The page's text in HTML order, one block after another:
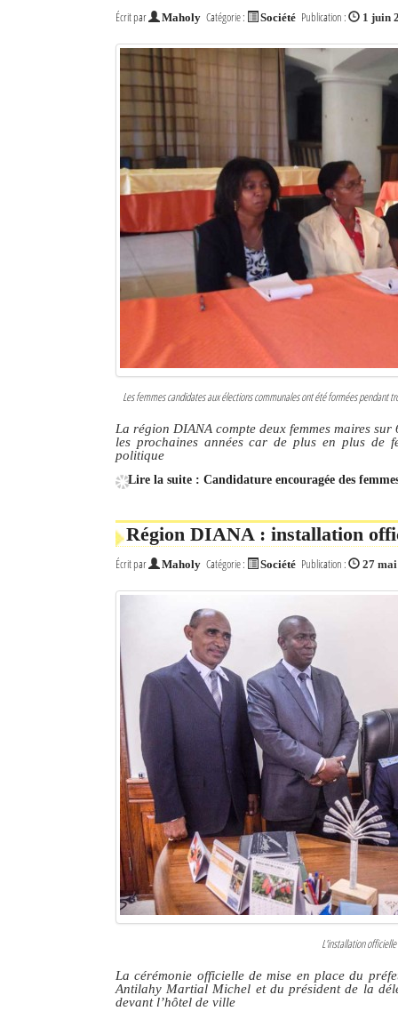
Écrit par Maholy Catégorie : Société Publication : 1 juin
Les femmes candidates aux élections communales ont été formées pendant
La région DIANA compte deux femmes maires
les prochaines années car de plus en plus de
politique
Lire la suite : Candidature encouragée des
Région DIANA : installation
Écrit par Maholy Catégorie : Société Publication : 27
L'installation
La cérémonie officielle de mise en place du
Antilahy Martial Michel et du président de la
devant l’hôtel de ville